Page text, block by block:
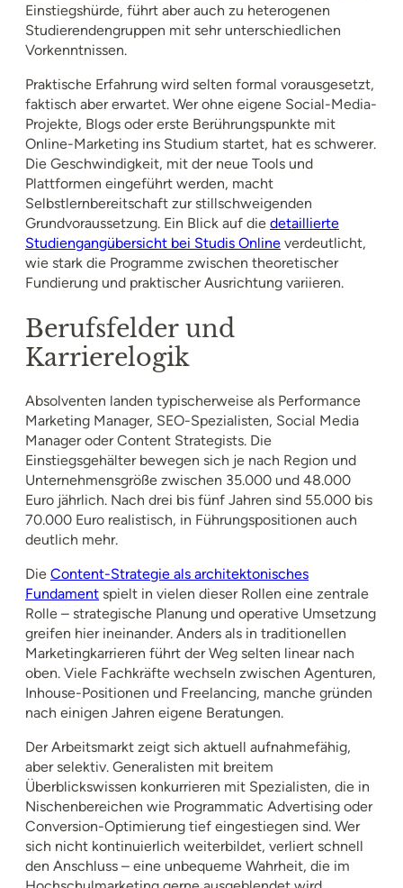
Einstiegshürde, führt aber auch zu heterogenen
Studierendengruppen mit sehr unterschiedlichen
Vorkenntnissen.
Praktische Erfahrung wird selten formal vorausgesetzt,
faktisch aber erwartet. Wer ohne eigene Social-Media-
Projekte, Blogs oder erste Berührungspunkte mit
Online-Marketing ins Studium startet, hat es schwerer.
Die Geschwindigkeit, mit der neue Tools und
Plattformen eingeführt werden, macht
Selbstlernbereitschaft zur stillschweigenden
Grundvoraussetzung. Ein Blick auf die detaillierte
Studiengangübersicht bei Studis Online verdeutlicht,
wie stark die Programme zwischen theoretischer
Fundierung und praktischer Ausrichtung variieren.
Berufsfelder und
Karrierelogik
Absolventen landen typischerweise als Performance
Marketing Manager, SEO-Spezialisten, Social Media
Manager oder Content Strategists. Die
Einstiegsgehälter bewegen sich je nach Region und
Unternehmensgröße zwischen 35.000 und 48.000
Euro jährlich. Nach drei bis fünf Jahren sind 55.000 bis
70.000 Euro realistisch, in Führungspositionen auch
deutlich mehr.
Die Content-Strategie als architektonisches
Fundament spielt in vielen dieser Rollen eine zentrale
Rolle – strategische Planung und operative Umsetzung
greifen hier ineinander. Anders als in traditionellen
Marketingkarrieren führt der Weg selten linear nach
oben. Viele Fachkräfte wechseln zwischen Agenturen,
Inhouse-Positionen und Freelancing, manche gründen
nach einigen Jahren eigene Beratungen.
Der Arbeitsmarkt zeigt sich aktuell aufnahmefähig,
aber selektiv. Generalisten mit breitem
Überblickswissen konkurrieren mit Spezialisten, die in
Nischenbereichen wie Programmatic Advertising oder
Conversion-Optimierung tief eingestiegen sind. Wer
sich nicht kontinuierlich weiterbildet, verliert schnell
den Anschluss – eine unbequeme Wahrheit, die im